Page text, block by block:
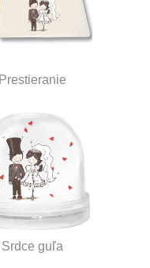
Prestieranie
Srdce guľa